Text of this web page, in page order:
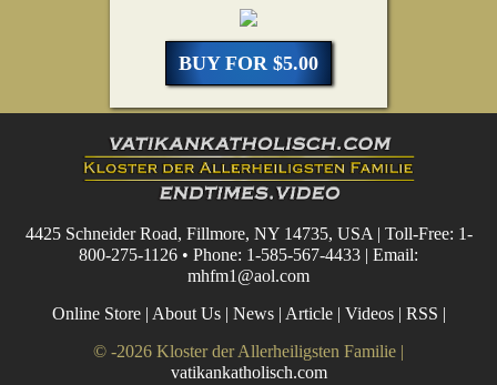
BUY FOR $5.00
4425 Schneider Road, Fillmore, NY 14735, USA | Toll-Free: 1-
800-275-1126 • Phone: 1-585-567-4433 | Email:
mhfm1@aol.com
Online Store| About Us| News| Article| Videos| RSS |
© -2026 Kloster der Allerheiligsten Familie |
vatikankatholisch.com